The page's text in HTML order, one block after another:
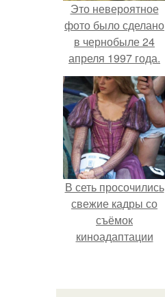
Это невероятное
фото было сделано
в чернобыле 24
апреля 1997 года.
В сеть просочились
свежие кадры со
съёмок
киноадаптации
моментально